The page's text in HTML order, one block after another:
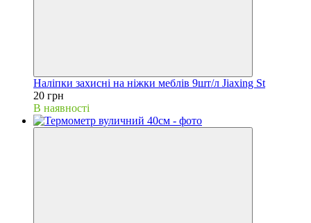
Наліпки захисні на ніжки меблів 9шт/л Jiaxing St
20 грн
В наявності